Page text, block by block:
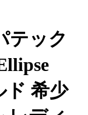
テック
ド 希少